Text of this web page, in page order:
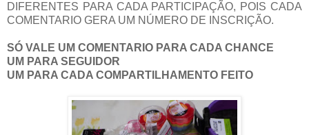
DIFERENTES PARA CADA PARTICIPAÇÃO, POIS CADA
COMENTARIO GERA UM NÚMERO DE INSCRIÇÃO.
SÓ VALE UM COMENTARIO PARA CADA CHANCE
UM PARA SEGUIDOR
UM PARA CADA COMPARTILHAMENTO FEITO